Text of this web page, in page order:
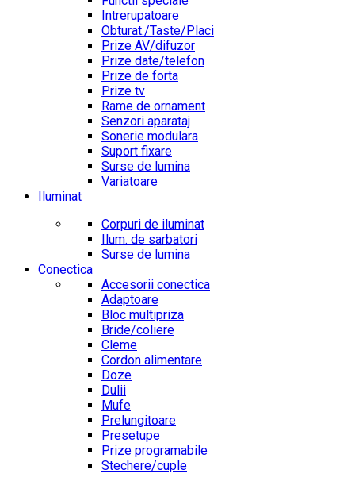
Intrerupatoare
Obturat./Taste/Placi
Prize AV/difuzor
Prize date/telefon
Prize de forta
Prize tv
Rame de ornament
Senzori aparataj
Sonerie modulara
Suport fixare
Surse de lumina
Variatoare
Iluminat
Corpuri de iluminat
Ilum. de sarbatori
Surse de lumina
Conectica
Accesorii conectica
Adaptoare
Bloc multipriza
Bride/coliere
Cleme
Cordon alimentare
Doze
Dulii
Mufe
Prelungitoare
Presetupe
Prize programabile
Stechere/cuple